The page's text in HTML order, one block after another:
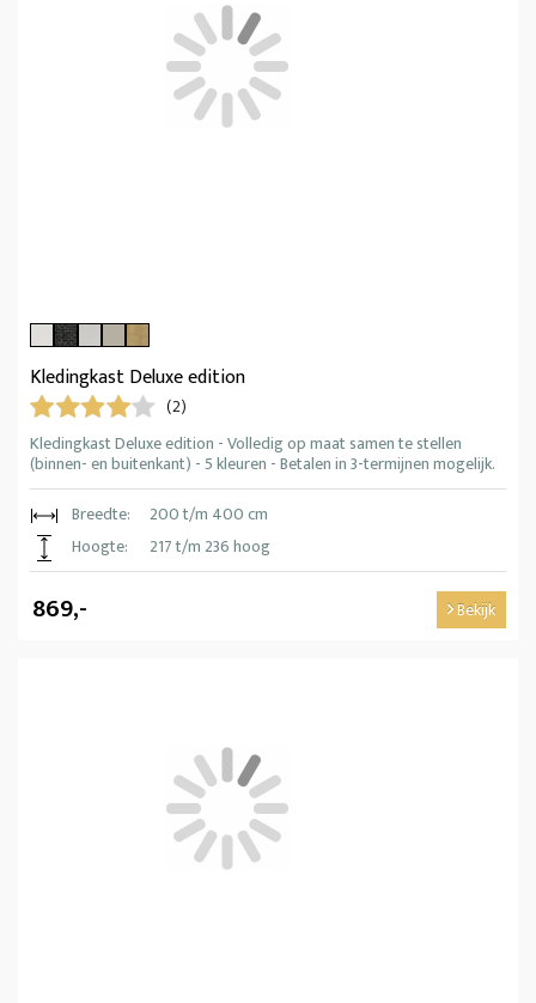
Kledingkast Deluxe edition
(2)
Kledingkast Deluxe edition - Volledig op maat samen te stellen
(binnen- en buitenkant) - 5 kleuren - Betalen in 3-termijnen mogelijk.
Breedte:
200 t/m 400 cm
Hoogte:
217 t/m 236 hoog
869,- Bekijk